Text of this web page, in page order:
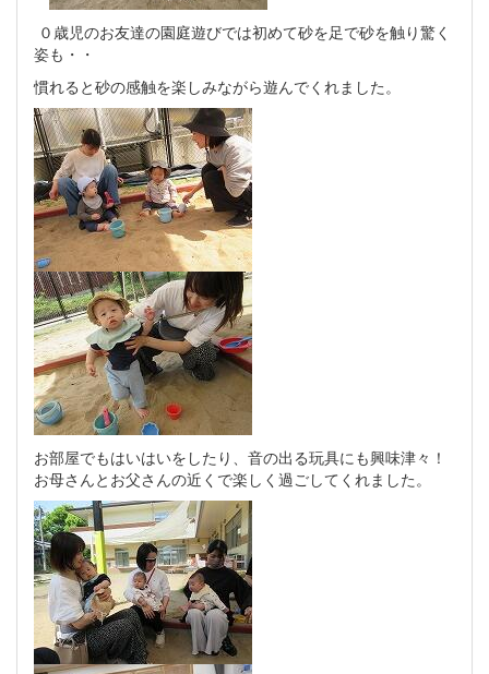
０歳児のお友達の園庭遊びでは初めて砂を足で砂を触り驚く
姿も・・
慣れると砂の感触を楽しみながら遊んでくれました。
お部屋でもはいはいをしたり、音の出る玩具にも興味津々！
お母さんとお父さんの近くで楽しく過ごしてくれました。